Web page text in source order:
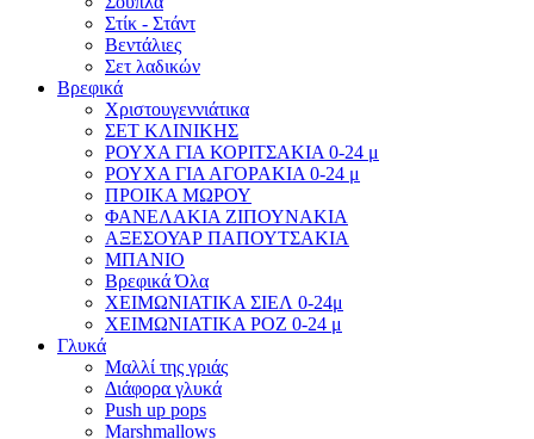
Στίκ - Στάντ
Βεντάλιες
Σετ λαδικών
Βρεφικά
Χριστουγεννιάτικα
ΣΕΤ ΚΛΙΝΙΚΗΣ
ΡΟΥΧΑ ΓΙΑ ΚΟΡΙΤΣΑΚΙΑ 0-24 μ
ΡΟΥΧΑ ΓΙΑ ΑΓΟΡΑΚΙΑ 0-24 μ
ΠΡΟΙΚΑ ΜΩΡΟΥ
ΦΑΝΕΛΑΚΙΑ ΖΙΠΟΥΝΑΚΙΑ
ΑΞΕΣΟΥΑΡ ΠΑΠΟΥΤΣΑΚΙΑ
ΜΠΑΝΙΟ
Βρεφικά Όλα
ΧΕΙΜΩΝΙΑΤΙΚΑ ΣΙΕΛ 0-24μ
ΧΕΙΜΩΝΙΑΤΙΚΑ ΡΟΖ 0-24 μ
Γλυκά
Μαλλί της γριάς
Διάφορα γλυκά
Push up pops
Marshmallows